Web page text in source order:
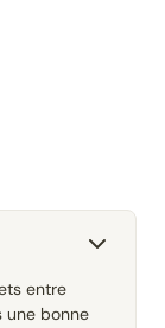
entre
une bonne